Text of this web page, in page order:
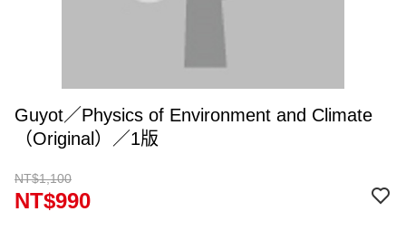
Guyot／Physics of Environment and Climate
（Original）／1版
NT$1,100
NT$990